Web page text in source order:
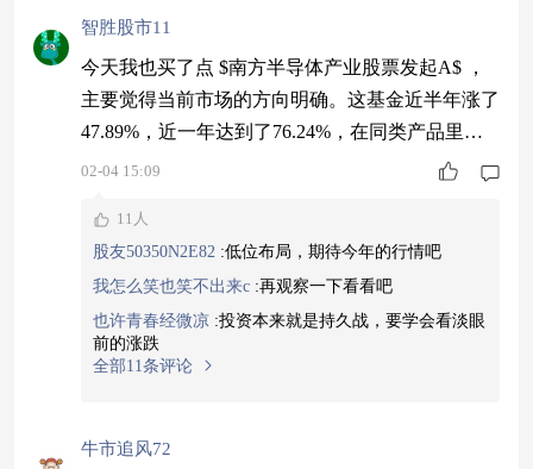
智胜股市11
今天我也买了点 $南方半导体产业股票发起A$ ，
主要觉得当前市场的方向明确。这基金近半年涨了
47.89%，近一年达到了76.24%，在同类产品里排
前面。加上现在大盘似乎有新一波趋势，选择这种
吧，这种有成长逻辑的领域，即使短期有波动，长
期空间还是值得看好的#一号文件重磅发布！农业
股行情会火吗？#
02-04 15:09
11人
股友50350N2E82 :低位布局，期待今年的行情吧
我怎么笑也笑不出来c :再观察一下看看吧
也许青春经微凉 :投资本来就是持久战，要学会看淡眼
前的涨跌
全部11条评论
牛市追风72